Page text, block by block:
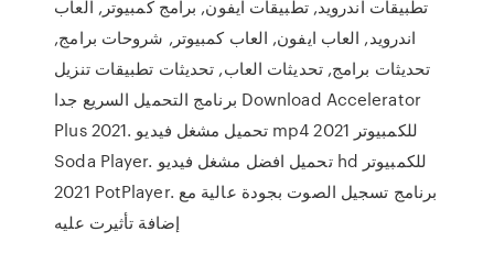
تطبيقات اندرويد, تطبيقات ايفون, برامج كمبيوتر, العاب
اندرويد, العاب ايفون, العاب كمبيوتر, شروحات برامج,
تحديثات برامج, تحديثات العاب, تحديثات تطبيقات تنزيل
برنامج التحميل السريع جدا Download Accelerator
Plus 2021. تحميل مشغل فيديو mp4 للكمبيوتر 2021
Soda Player. تحميل افضل مشغل فيديو hd للكمبيوتر
2021 PotPlayer. برنامج تسجيل الصوت بجودة عالية مع
إضافة تأثيرت عليه